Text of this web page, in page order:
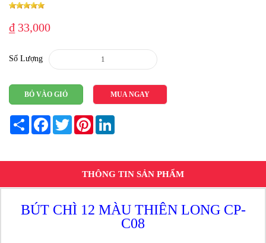
₫ 33,000
Số Lượng
BỎ VÀO GIỎ MUA NGAY
Share FacebookTwitterPinterest
THÔNG TIN SẢN PHẨM
BÚT CHÌ 12 MÀU THIÊN LONG CP-
C08